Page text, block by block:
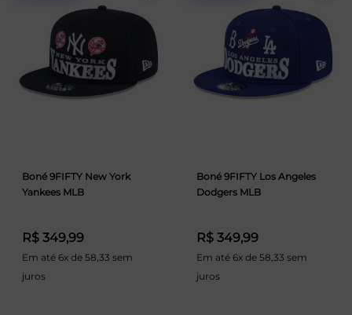
Boné 9FIFTY New York
Yankees MLB
R$ 349,99
Em até 6x de 58,33 sem
juros
Boné 9FIFTY Los Angeles
Dodgers MLB
R$ 349,99
Em até 6x de 58,33 sem
juros